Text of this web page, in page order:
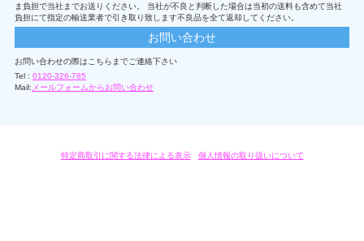
ま負担で当社までお送りください。 当社が不良と判断した場合は当初の送料も含めて当社
負担にて指定の輸送業者で引き取り致します不良品を全て返却してください。
お問い合わせ
お問い合わせの際はこちらまでご連絡下さい
Tel : 0120-326-785
Mail: メールフォームからお問い合わせ
特定商取引に関する法律による表示/ 個人情報の取り扱いについて